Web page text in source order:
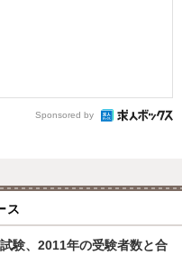
Sponsored by
ス
験、2011年の受験者数と合